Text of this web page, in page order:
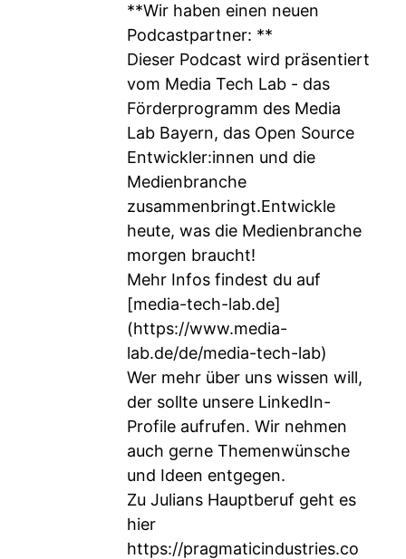
**Wir haben einen neuen
Podcastpartner: **
Dieser Podcast wird präsentiert
vom Media Tech Lab - das
Förderprogramm des Media
Lab Bayern, das Open Source
Entwickler:innen und die
Medienbranche
zusammenbringt.Entwickle
heute, was die Medienbranche
morgen braucht!
Mehr Infos findest du auf
[media-tech-lab.de]
(https://www.media-
lab.de/de/media-tech-lab)
Wer mehr über uns wissen will,
der sollte unsere LinkedIn-
Profile aufrufen. Wir nehmen
auch gerne Themenwünsche
und Ideen entgegen.
Zu Julians Hauptberuf geht es
hier
https://pragmaticindustries.co